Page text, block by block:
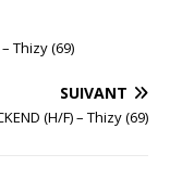
– Thizy (69)
SUIVANT
(H/F) – Thizy (69)